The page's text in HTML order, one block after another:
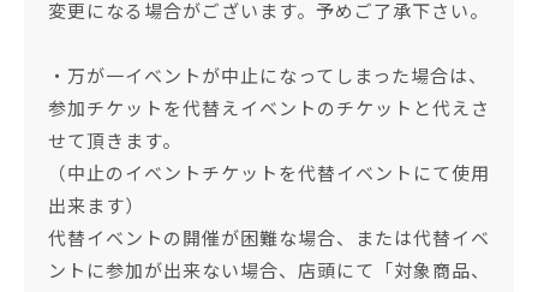
変更になる場合がございます。予めご了承下さい。
・万が一イベントが中止になってしまった場合は、
参加チケットを代替えイベントのチケットと代えさ
せて頂きます。
（中止のイベントチケットを代替イベントにて使用
出来ます）
代替イベントの開催が困難な場合、または代替イベ
ントに参加が出来ない場合、店頭にて「対象商品、